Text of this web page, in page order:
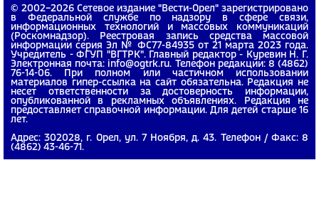
© 2002−2026 Сетевое издание "Вести-Орел" зарегистрировано
в Федеральной службе по надзору в сфере связи,
информационных технологий и массовых коммуникаций
(Роскомнадзор). Реестровая запись средства массовой
информации серия Эл № ФС77-84935 от 21 марта 2023 года.
Учредитель - ФГУП "ВГТРК". Главный редактор - Куревин Н. Г.
Электронная почта: info@ogtrk.ru. Телефон редакции: 8 (4862)
76-14-06. При полном или частичном использовании
материалов гипер-ссылка на сайт обязательна. Редакция не
несет ответственности за достоверность информации,
опубликованной в рекламных объявлениях. Редакция не
предоставляет справочной информации. Для детей старше 16
лет.
Адрес: 302028, г. Орел, ул. 7 Ноября, д. 43. Телефон / Факс: 8
(4862) 43-46-71.